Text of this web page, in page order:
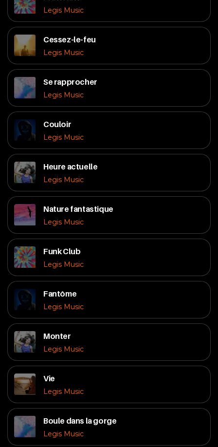
Legis Music
Cessez-le-feu
Legis Music
Se rapprocher
Legis Music
Couloir
Legis Music
Heure actuelle
Legis Music
Nature fantastique
Legis Music
Funk Club
Legis Music
Fantôme
Legis Music
Monter
Legis Music
Vie
Legis Music
Boule dans la gorge
Legis Music